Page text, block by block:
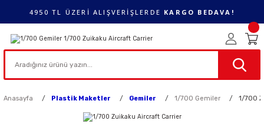
4950 TL ÜZERİ ALIŞVERİŞLERDE KARGO BEDAVA!
Anasayfa Plastik Maketler Gemiler 1/700 Gemiler 1/700